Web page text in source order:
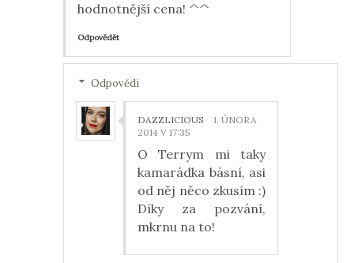
hodnotnější cena! ^^
Odpovědět
Odpovědi
DAZZLICIOUS
1. ÚNORA
2014 V 17:35
O Terrym mi taky
kamarádka básní, asi
od něj něco zkusím :)
Díky za pozvání,
mkrnu na to!